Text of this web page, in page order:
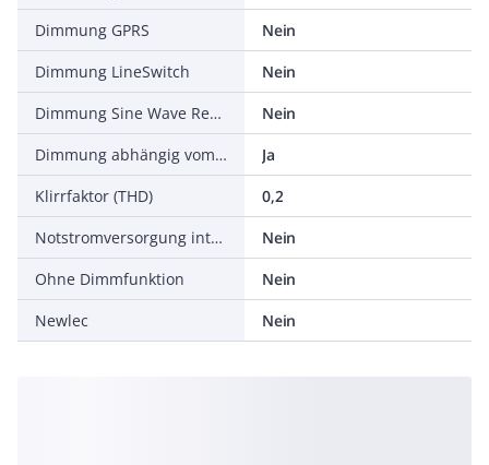
Dimmung GPRS
Nein
Dimmung LineSwitch
Nein
Dimmung Sine Wave Reduction
Nein
Dimmung abhängig vom Betriebsgerät
Ja
Klirrfaktor (THD)
0,2
Notstromversorgung integriert
Nein
Ohne Dimmfunktion
Nein
Newlec
Nein